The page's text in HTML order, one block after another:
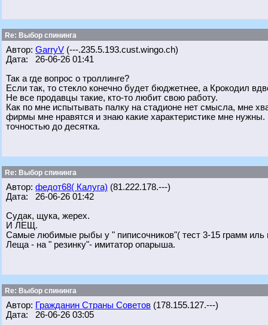
Re: Выбор спининга
Автор: GarryV (---.235.5.193.cust.wingo.ch)
Дата: 26-06-26 01:41
Так а где вопрос о троллинге?
Если так, то стекло конечно будет бюджетнее, а Крокодил
Не все продавцы такие, кто-то любит свою работу.
Как по мне испытывать палку на стадионе нет смысла, мне
фирмы мне нравятся и знаю какие характеристике мне
точностью до десятка.
Re: Выбор спининга
Автор: федот68( Калуга) (81.222.178.---)
Дата: 26-06-26 01:42
Судак, щука, жерех.
И ЛЕЩ.
Самые любимые рыбы у " пиписочников"( тест 3-15 грамм
Леща - на " резинку"- имитатор опарыша.
Re: Выбор спининга
Автор: Гражданин Страны Советов (178.155.127.---)
Дата: 26-06-26 03:05